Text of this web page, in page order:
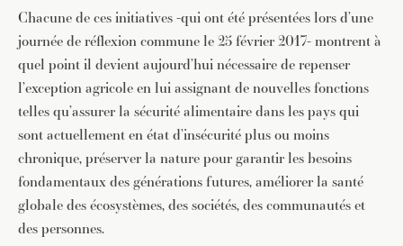
Chacune de ces initiatives -qui ont été présentées lors d’une
journée de réflexion commune le 25 février 2017- montrent à
quel point il devient aujourd’hui nécessaire de repenser
l’exception agricole en lui assignant de nouvelles fonctions
telles qu’assurer la sécurité alimentaire dans les pays qui
sont actuellement en état d’insécurité plus ou moins
chronique, préserver la nature pour garantir les besoins
fondamentaux des générations futures, améliorer la santé
globale des écosystèmes, des sociétés, des communautés et
des personnes.